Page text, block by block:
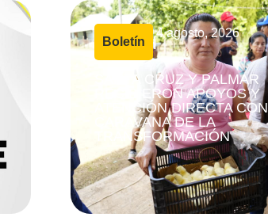
Boletín |
4 agosto, 2026
SANTA CRUZ Y PALMAR
RECIBIERON APOYOS Y
ATENCIÓN DIRECTA CON
CARAVANA DE LA
TRANSFORMACIÓN